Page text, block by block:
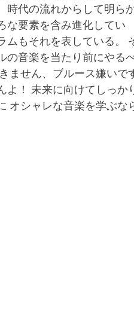
時代の流れからして明ら
な要素を含み進化してい
ムもそれを表している。
の音楽を当たり前にやる
ません、ブルース嫌いで
よ！ 未来に向けてしっか
オシャレな音楽を学ぶな